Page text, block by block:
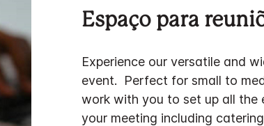
Espaço para
Experience our versatile and
event. Perfect for small to
work with you to set up all the
your meeting including